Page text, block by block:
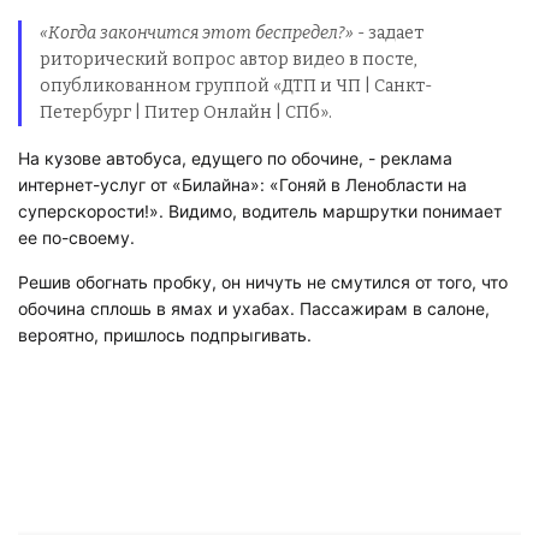
«Когда закончится этот беспредел?» - задает
риторический вопрос автор видео в посте,
опубликованном группой «ДТП и ЧП | Санкт-
Петербург | Питер Онлайн | СПб».
На кузове автобуса, едущего по обочине, - реклама
интернет-услуг от «Билайна»: «Гоняй в Ленобласти на
суперскорости!». Видимо, водитель маршрутки понимает
ее по-своему.
Решив обогнать пробку, он ничуть не смутился от того, что
обочина сплошь в ямах и ухабах. Пассажирам в салоне,
вероятно, пришлось подпрыгивать.